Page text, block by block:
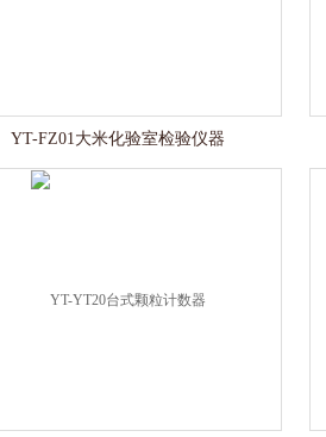
YT-FZ01大米化验室检验仪器